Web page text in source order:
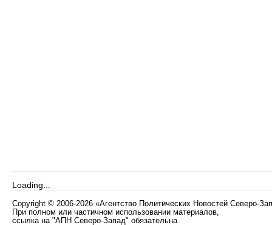
Loading...
Copyright © 2006-2026 «Агентство Политических Новостей Северо-
При полном или частичном использовании материалов,
ссылка на "АПН Северо-Запад" обязательна